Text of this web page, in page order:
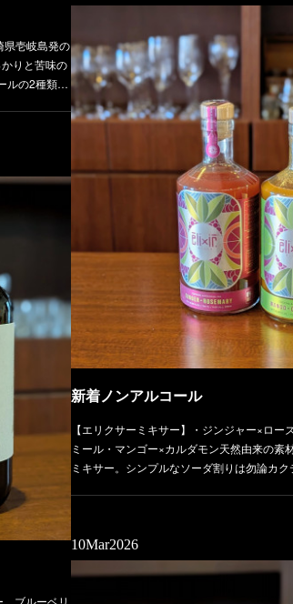
県壱岐島発の
りと苦味の
ルの2種類…
新着ノンアルコール
【エリクサーミキサー】・ジンジャー×ロ
ミール・マンゴー×カルダモン天然由来の素
ミキサー。シンプルなソーダ割りは勿論カ
10Mar2026